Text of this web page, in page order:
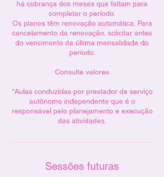
há cobrança dos meses que faltam para
completar o período.
Os planos têm renovação automática. Para
cancelamento da renovação, solicitar antes
do vencimento da última mensalidade do
período.
Consulte valores
*Aulas conduzidas por prestador de serviço
autônomo independente que é o
responsável pelo planejamento e execução
das atividades.
Sessões futuras